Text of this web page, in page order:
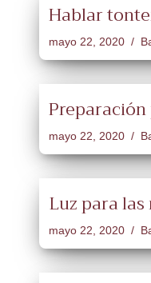
Hablar
mayo 22, 2020
mayo 22, 2020
Luz para
mayo 22, 2020